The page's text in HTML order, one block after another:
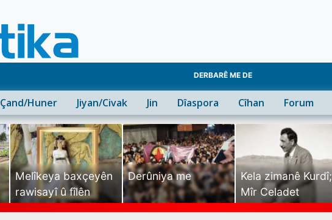
DERBARÊ ME DE
Çand/Huner Jiyan/Civak Jin Dîaspora Cîhan Forum
Melîkeya baxçeyên
rawisayî û fîlên
Derûniya me
Kela zimanê Kurdî;
Mîr Celadet